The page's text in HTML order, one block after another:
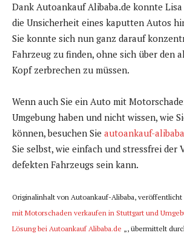
Dank Autoankauf Alibaba.de konnte Lisa
die Unsicherheit eines kaputten Autos
Sie konnte sich nun ganz darauf
Fahrzeug zu finden, ohne sich über den
Kopf zerbrechen zu müssen.
Wenn auch Sie ein Auto mit
Umgebung haben und nicht wissen, wie
können, besuchen Sie autoankauf-
Sie selbst, wie einfach und stressfrei der
defekten Fahrzeugs sein kann.
Originalinhalt von Autoankauf-Alibaba,
mit Motorschaden verkaufen in Stuttgart und
Lösung bei Autoankauf Alibaba.de „, übermittelt